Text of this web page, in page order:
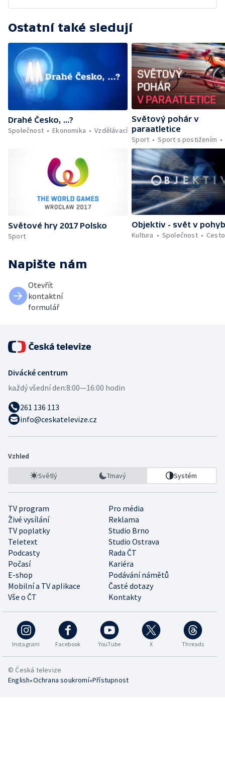
Ostatní také sledují
Drahé Česko, ...?
Společnost
Ekonomika Vzdělávací
Světový pohár v
paraatletice
Sport
Sport s postižením
Světové hry 2017 Polsko
Sport
Objektiv - svět v
Kultura
Společnost
Napište nám
Otevřít
kontaktní
formulář
Divácké centrum
každý všední den:8:00—16:00 hodin
261 136 113
info@ceskatelevize.cz
Vzhled
Světlý Tmavý Systém
TV program
Pro média
Živé vysílání
Reklama
TV poplatky
Studio Brno
Teletext
Studio Ostrava
Podcasty
Rada ČT
Počasí
Kariéra
E-shop
Podávání námětů
Mobilní a TV aplikace
Časté dotazy
Vše o ČT
Kontakty
Instagram Facebook YouTube X Threads
© Česká televize
English•Ochrana soukromí•Přístupnost